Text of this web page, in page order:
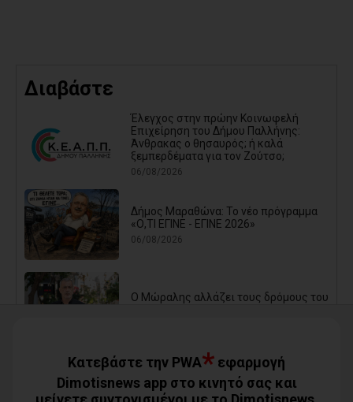
Διαβάστε
Έλεγχος στην πρώην Κοινωφελή
Επιχείρηση του Δήμου Παλλήνης:
Άνθρακας ο θησαυρός; ή καλά
ξεμπερδέματα για τον Ζούτσο;
06/08/2026
Δήμος Μαραθώνα: Το νέο πρόγραμμα
«Ο,ΤΙ ΕΓΙΝΕ - ΕΓΙΝΕ 2026»
06/08/2026
Ο Μώραλης αλλάζει τους δρόμους του
Οι μηνύσεις που φέρνουν σε δύσκολη
θέση αιρετό των νοτίων προαστίων
Κατεβάστε την PWA* εφαρμογή
Dimotisnews app στο κινητό σας και